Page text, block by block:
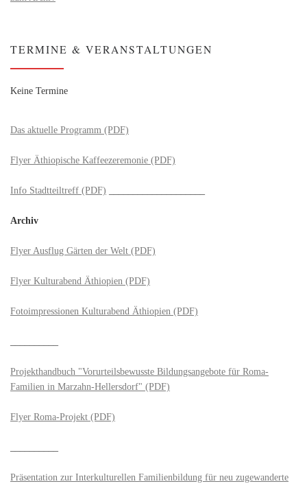
TERMINE & VERANSTALTUNGEN
Keine Termine
Das aktuelle Programm (PDF)
Flyer Äthiopische Kaffeezeremonie (PDF)
Info Stadtteiltreff (PDF)
Archiv
Flyer Ausflug Gärten der Welt (PDF)
Flyer Kulturabend Äthiopien (PDF)
Fotoimpressionen Kulturabend Äthiopien (PDF)
Projekthandbuch "Vorurteilsbewusste Bildungsangebote für Roma-
Familien in Marzahn-Hellersdorf" (PDF)
Flyer Roma-Projekt (PDF)
Präsentation zur Interkulturellen Familienbildung für neu zugewanderte